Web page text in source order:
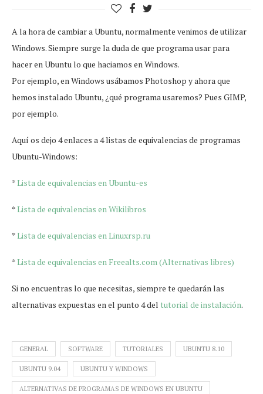
A la hora de cambiar a Ubuntu, normalmente venimos de utilizar
Windows. Siempre surge la duda de que programa usar para
hacer en Ubuntu lo que haciamos en Windows.
Por ejemplo, en Windows usábamos Photoshop y ahora que
hemos instalado Ubuntu, ¿qué programa usaremos? Pues GIMP,
por ejemplo.
Aquí os dejo 4 enlaces a 4 listas de equivalencias de programas
Ubuntu-Windows:
*Lista de equivalencias en Ubuntu-es
*Lista de equivalencias en Wikilibros
*Lista de equivalencias en Linuxrsp.ru
*Lista de equivalencias en Freealts.com (Alternativas libres)
Si no encuentras lo que necesitas, siempre te quedarán las
alternativas expuestas en el punto 4 del tutorial de instalación.
GENERAL SOFTWARE TUTORIALES UBUNTU 8.10
UBUNTU 9.04 UBUNTU Y WINDOWS
ALTERNATIVAS DE PROGRAMAS DE WINDOWS EN UBUNTU